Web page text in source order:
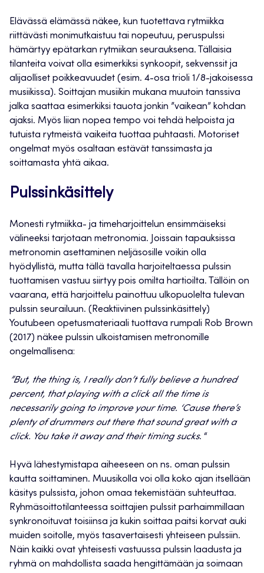
Elävässä elämässä näkee, kun tuotettava rytmiikka
riittävästi monimutkaistuu tai nopeutuu, peruspulssi
hämärtyy epätarkan rytmiikan seurauksena. Tällaisia
tilanteita voivat olla esimerkiksi synkoopit, sekvenssit ja
alijaolliset poikkeavuudet (esim. 4-osa trioli 1/8-jakoisessa
musiikissa). Soittajan musiikin mukana muutoin tanssiva
jalka saattaa esimerkiksi tauota jonkin ”vaikean” kohdan
ajaksi. Myös liian nopea tempo voi tehdä helpoista ja
tutuista rytmeistä vaikeita tuottaa puhtaasti. Motoriset
ongelmat myös osaltaan estävät tanssimasta ja
soittamasta yhtä aikaa.
Pulssinkäsittely
Monesti rytmiikka- ja timeharjoittelun ensimmäiseksi
välineeksi tarjotaan metronomia. Joissain tapauksissa
metronomin asettaminen neljäsosille voikin olla
hyödyllistä, mutta tällä tavalla harjoiteltaessa pulssin
tuottamisen vastuu siirtyy pois omilta hartioilta. Tällöin on
vaarana, että harjoittelu painottuu ulkopuolelta tulevan
pulssin seurailuun. (Reaktiivinen pulssinkäsittely)
Youtubeen opetusmateriaali tuottava rumpali Rob Brown
(2017) näkee pulssin ulkoistamisen metronomille
ongelmallisena:
”But, the thing is, I really don’t fully believe a hundred
percent, that playing with a click all the time is
necessarily going to improve your time. ‘Cause there’s
plenty of drummers out there that sound great with a
click. You take it away and their timing sucks. “
Hyvä lähestymistapa aiheeseen on ns. oman pulssin
kautta soittaminen. Muusikolla voi olla koko ajan itsellään
käsitys pulssista, johon omaa tekemistään suhteuttaa.
Ryhmäsoittotilanteessa soittajien pulssit parhaimmillaan
synkronoituvat toisiinsa ja kukin soittaa paitsi korvat auki
muiden soitolle, myös tasavertaisesti yhteiseen pulssiin.
Näin kaikki ovat yhteisesti vastuussa pulssin laadusta ja
ryhmä on mahdollista saada hengittämään ja soimaan